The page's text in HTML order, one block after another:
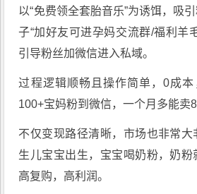
以“免费领全套胎音乐”为诱饵，吸
子“加好友可进孕妈交流群/福利羊
引导粉丝加微信进入私域。
过程逻辑顺畅且操作简单，0成
100+宝妈粉到微信，一个月多能卖
不仅变现路径清晰，市场也非常
生儿宝宝出生，宝宝喝奶粉，奶粉
高复购，高利润。